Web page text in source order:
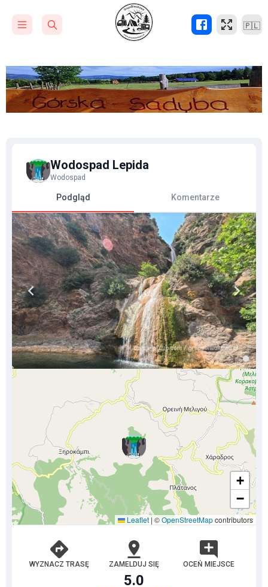
🇵🇱
Wodospad Lepida
Wodospad
Podgląd Komentarze
+
−
Leaflet | ©OpenStreetMapcontributors
WYZNACZ TRASĘ ZAMELDUJ SIĘ OCEŃ MIEJSCE
5.0